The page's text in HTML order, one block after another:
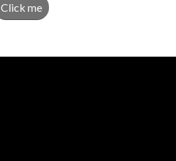
Click me